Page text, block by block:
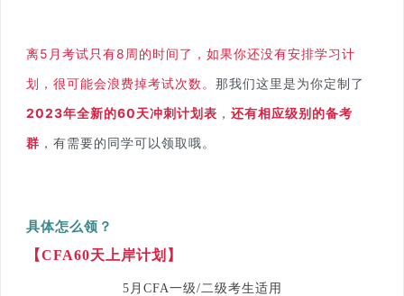
离5月考试只有8周的时间了，如果你还没有安排学习计
划，很可能会浪费掉考试次数。 那我们这里是为你定制了
2023年全新的60天冲刺计划表 ， 还有相应级别的备考
群 ，有需要的同学可以领取哦。
具体怎么领？
【CFA60天上岸计划】
5月CFA一级/二级考生适用